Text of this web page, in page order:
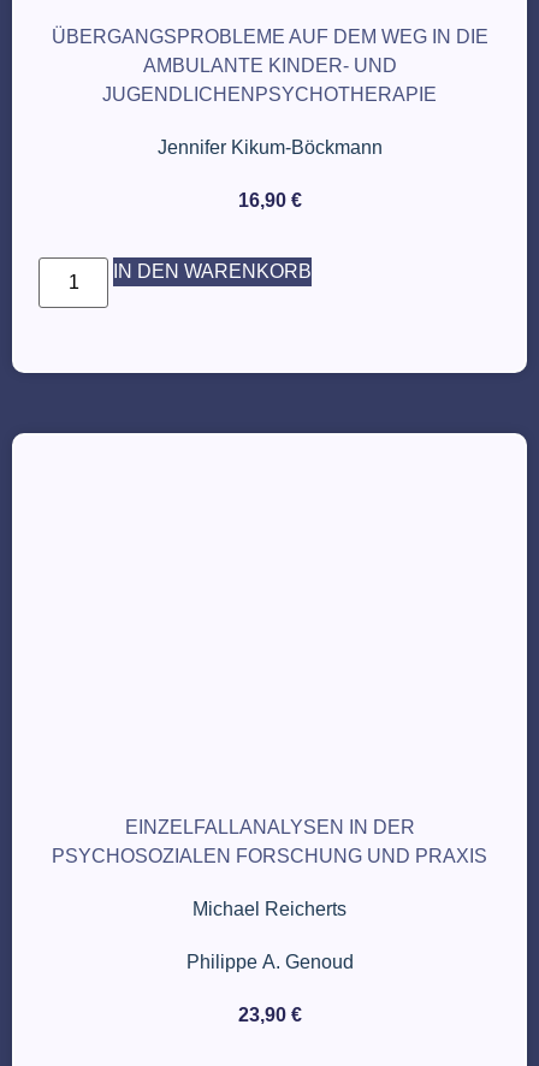
ÜBERGANGSPROBLEME AUF DEM WEG IN DIE
AMBULANTE KINDER- UND
JUGENDLICHENPSYCHOTHERAPIE
Jennifer Kikum-Böckmann
16,90 €
IN DEN WARENKORB
EINZELFALLANALYSEN IN DER
PSYCHOSOZIALEN FORSCHUNG UND PRAXIS
Michael Reicherts
Philippe A. Genoud
23,90 €